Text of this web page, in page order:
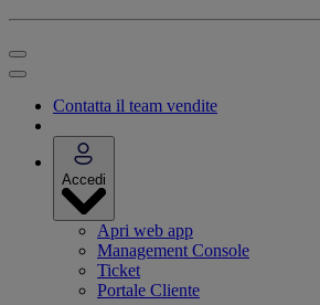
Contatta il team vendite
Accedi
Apri web app
Management Console
Ticket
Portale Cliente